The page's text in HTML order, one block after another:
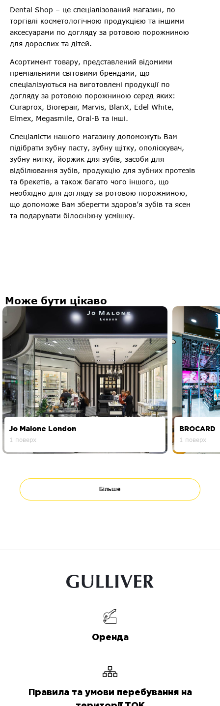
Dental Shop – це спеціалізований магазин, по
торгівлі косметологічною продукцією та іншими
аксесуарами по догляду за ротовою порожниною
для дорослих та дітей.
Асортимент товару, представлений відомими
преміальними світовими брендами, що
спеціалізуються на виготовлені продукції по
догляду за ротовою порожниною серед яких:
Curaprox, Biorepair, Marvis, BlanX, Edel White,
Elmex, Megasmile, Oral-B та інші.
Спеціалісти нашого магазину допоможуть Вам
підібрати зубну пасту, зубну щітку, ополіскувач,
зубну нитку, йоржик для зубів, засоби для
відбілювання зубів, продукцію для зубних протезів
та брекетів, а також багато чого іншого, що
необхідно для догляду за ротовою порожниною,
що допоможе Вам зберегти здоров’я зубів та ясен
та подарувати білосніжну усмішку.
Може бути цікаво
Jo Malone London
1 поверх
BROCARD
1 поверх
Більше
Оренда
Правила та умови перебування на